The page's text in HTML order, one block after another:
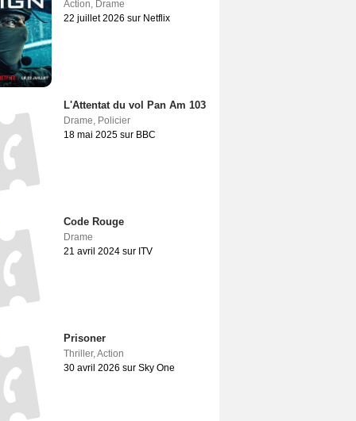
Action, Drame
22 juillet 2026 sur Netflix
L'Attentat du vol Pan Am 103
Drame, Policier
18 mai 2025 sur BBC
Code Rouge
Drame
21 avril 2024 sur ITV
Prisoner
Thriller,Action
30 avril 2026 sur Sky One